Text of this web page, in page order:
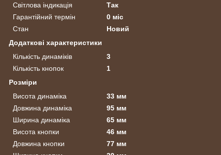
Світлова індикація
Так
Гарантійний термін
0 міс
Стан
Новий
Додаткові характеристики
Кількість динаміків
3
Кількість кнопок
1
Розміри
Висота динаміка
33 мм
Довжина динаміка
95 мм
Ширина динаміка
65 мм
Висота кнопки
46 мм
Довжина кнопки
77 мм